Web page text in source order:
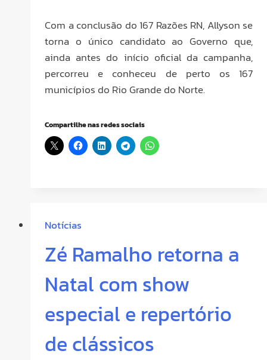
Com a conclusão do 167 Razões RN, Allyson se
torna o único candidato ao Governo que,
ainda antes do início oficial da campanha,
percorreu e conheceu de perto os 167
municípios do Rio Grande do Norte.
Compartilhe nas redes sociais
Notícias
Zé Ramalho retorna a
Natal com show
especial e repertório
de clássicos